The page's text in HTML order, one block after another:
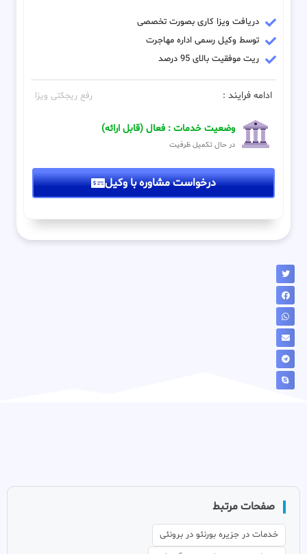
دریافت ویزا کاری بصورت تخصصی
توسط وکیل رسمی اداره مهاجرت
ریت موفقیت بالای 95 درصد
ادامه فرایند : رفع ریجکتی ویزا
وضعیت خدمات : فعال (قابل ارائه)
در حال تکمیل ظرفیت
درخواست مشاوره با وکیل
صفحات مرتبط
خدمات در جزیره بورنئو در برونئی